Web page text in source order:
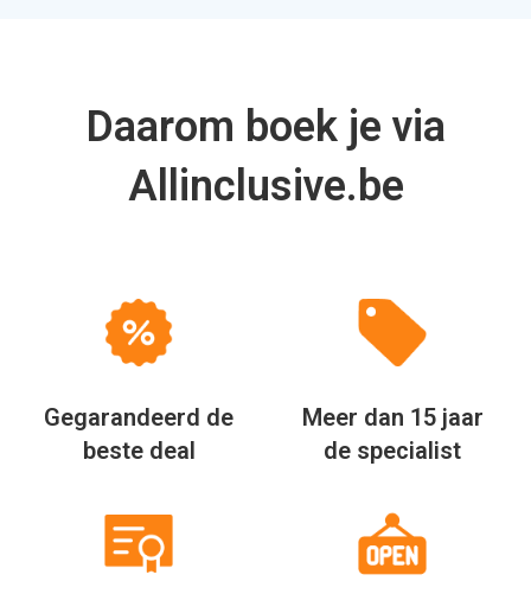
Daarom boek je via
Allinclusive.be
Gegarandeerd de
beste deal
Meer dan 15 jaar
de specialist